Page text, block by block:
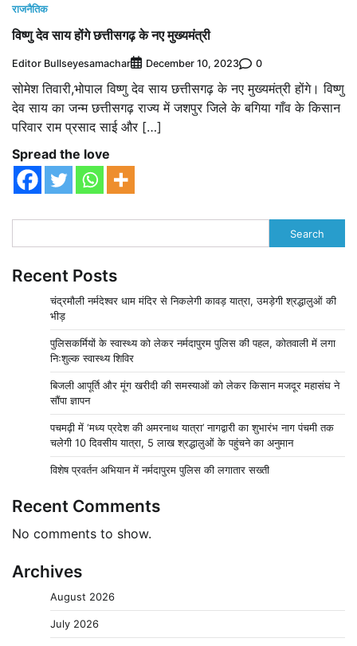
राजनैतिक
विष्णु देव साय होंगे छत्तीसगढ़ के नए मुख्यमंत्री
Editor Bullseyesamachar December 10, 2023 0
सोमेश तिवारी,भोपाल विष्णु देव साय छत्तीसगढ़ के नए मुख्यमंत्री होंगे। विष्णु
देव साय का जन्म छत्तीसगढ़ राज्य में जशपुर जिले के बगिया गाँव के किसान
परिवार राम प्रसाद साई और […]
Spread the love
Search
Recent Posts
चंद्रमौली नर्मदेश्वर धाम मंदिर से निकलेगी कावड़ यात्रा, उमड़ेगी श्रद्धालुओं की
भीड़
पुलिसकर्मियों के स्वास्थ्य को लेकर नर्मदापुरम पुलिस की पहल, कोतवाली में लगा
निःशुल्क स्वास्थ्य शिविर
बिजली आपूर्ति और मूंग खरीदी की समस्याओं को लेकर किसान मजदूर महासंघ ने
सौंपा ज्ञापन
पचमढ़ी में ‘मध्य प्रदेश की अमरनाथ यात्रा’ नागद्वारी का शुभारंभ नाग पंचमी तक
चलेगी 10 दिवसीय यात्रा, 5 लाख श्रद्धालुओं के पहुंचने का अनुमान
विशेष प्रवर्तन अभियान में नर्मदापुरम पुलिस की लगातार सख्ती
Recent Comments
No comments to show.
Archives
August 2026
July 2026